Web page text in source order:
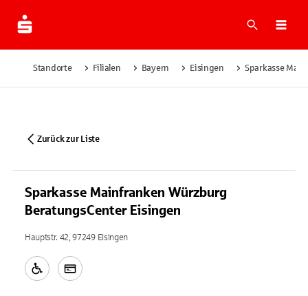
Suche
Standorte Filialen Bayern Eisingen Sparkasse
Zurück zur Liste
Sparkasse Mainfranken Würzburg
BeratungsCenter Eisingen
Hauptstr. 42, 97249 Eisingen